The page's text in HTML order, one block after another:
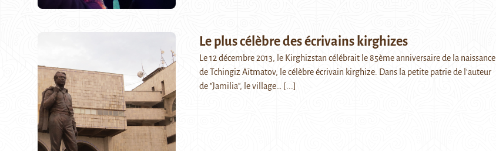
Le plus célèbre des écrivains kirghizes
Le 12 décembre 2013, le Kirghizstan célébrait le 85ème anniversaire de la naissance
de Tchingiz Aïtmatov, le célèbre écrivain kirghize. Dans la petite patrie de l'auteur
de "Jamilia", le village…
[...]